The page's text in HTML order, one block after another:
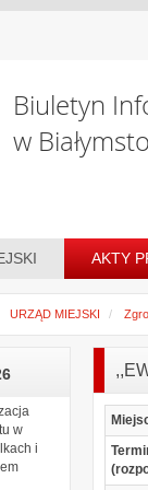
Biuletyn
w
AKTY
URZĄD MIEJSKI
w
i